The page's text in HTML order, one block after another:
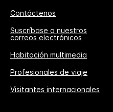
Contáctenos
Suscríbase a nuestros
correos electrónicos
Habitación multimedia
Profesionales de viaje
Visitantes internacionales